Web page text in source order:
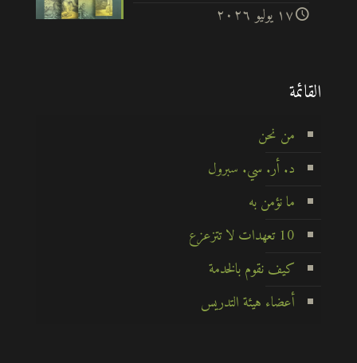
۱۷ يوليو ۲۰۲٦
القائمة
من نحن
د. أر. سي. سبرول
ما نؤمن به
10 تعهدات لا تتزعزع
كيف نقوم بالخدمة
أعضاء هيئة التدريس